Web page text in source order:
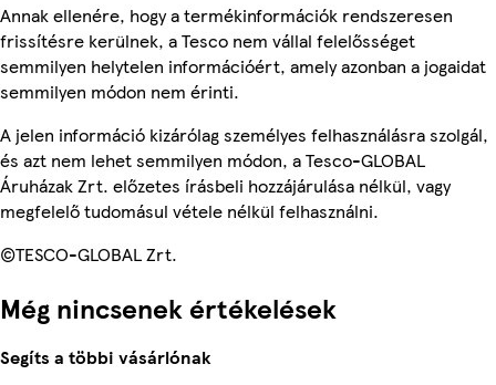
Annak ellenére, hogy a termékinformációk rendszeresen
frissítésre kerülnek, a Tesco nem vállal felelősséget
semmilyen helytelen információért, amely azonban a jogaidat
semmilyen módon nem érinti.
A jelen információ kizárólag személyes felhasználásra szolgál,
és azt nem lehet semmilyen módon, a Tesco-GLOBAL
Áruházak Zrt. előzetes írásbeli hozzájárulása nélkül, vagy
megfelelő tudomásul vétele nélkül felhasználni.
©TESCO-GLOBAL Zrt.
Még nincsenek értékelések
Segíts a többi vásárlónak